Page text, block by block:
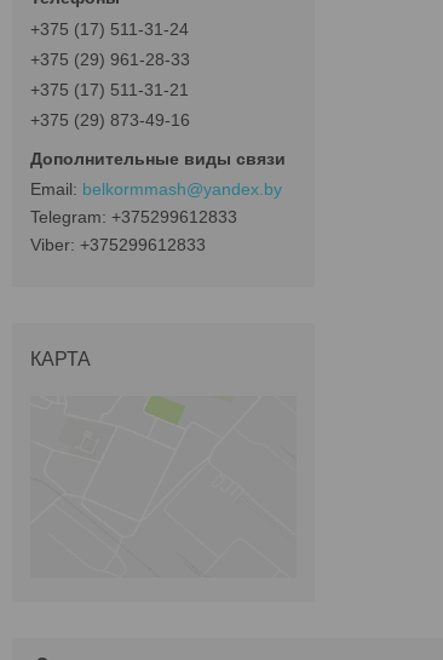
+375 (17) 511-31-24
+375 (29) 961-28-33
+375 (17) 511-31-21
+375 (29) 873-49-16
belkormmash@yandex.by
+375299612833
+375299612833
КАРТА